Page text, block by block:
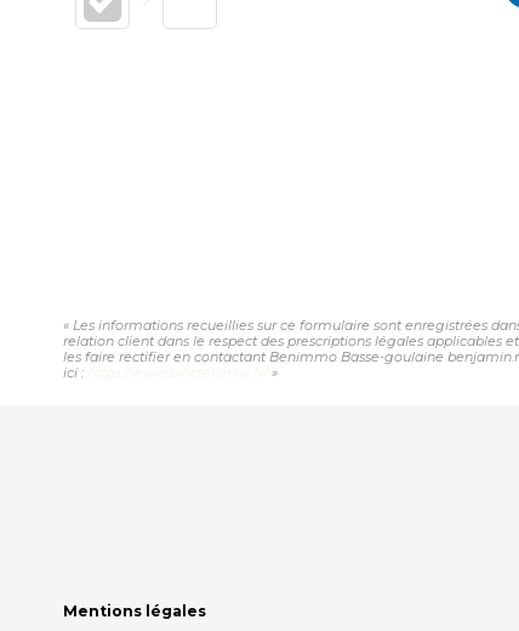
« Les informations recueillies sur ce formulaire sont enregistrées
relation client dans le respect des prescriptions légales applicables
les faire rectifier en contactant Benimmo Basse-goulaine
ici :
»
Mentions légales